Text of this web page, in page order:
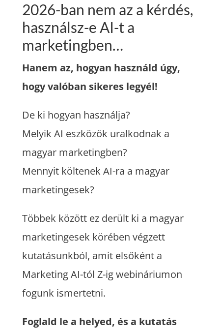
2026-ban nem az a kérdés,
használsz-e AI-t a
marketingben…
Hanem az, hogyan használd úgy,
hogy valóban sikeres legyél!
De ki hogyan használja?
Melyik AI eszközök uralkodnak a
magyar marketingben?
Mennyit költenek AI-ra a magyar
marketingesek?
Többek között ez derült ki a magyar
marketingesek körében végzett
kutatásunkból, amit elsőként a
Marketing AI-tól Z-ig webináriumon
fogunk ismertetni.
Foglald le a helyed, és a kutatás